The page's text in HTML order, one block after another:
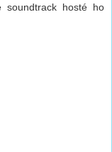
soundtrack hosté ho